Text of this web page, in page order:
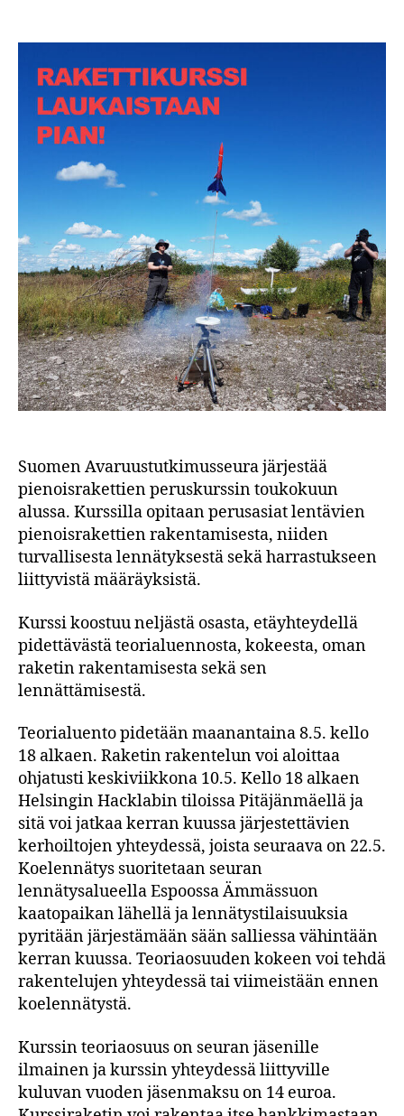
Suomen Avaruustutkimusseura järjestää
pienoisrakettien peruskurssin toukokuun
alussa. Kurssilla opitaan perusasiat lentävien
pienoisrakettien rakentamisesta, niiden
turvallisesta lennätyksestä sekä harrastukseen
liittyvistä määräyksistä.
Kurssi koostuu neljästä osasta, etäyhteydellä
pidettävästä teorialuennosta, kokeesta, oman
raketin rakentamisesta sekä sen
lennättämisestä.
Teorialuento pidetään maanantaina 8.5. kello
18 alkaen. Raketin rakentelun voi aloittaa
ohjatusti keskiviikkona 10.5. Kello 18 alkaen
Helsingin Hacklabin tiloissa Pitäjänmäellä ja
sitä voi jatkaa kerran kuussa järjestettävien
kerhoiltojen yhteydessä, joista seuraava on 22.5.
Koelennätys suoritetaan seuran
lennätysalueella Espoossa Ämmässuon
kaatopaikan lähellä ja lennätystilaisuuksia
pyritään järjestämään sään salliessa vähintään
kerran kuussa. Teoriaosuuden kokeen voi tehdä
rakentelujen yhteydessä tai viimeistään ennen
koelennätystä.
Kurssin teoriaosuus on seuran jäsenille
ilmainen ja kurssin yhteydessä liittyville
kuluvan vuoden jäsenmaksu on 14 euroa.